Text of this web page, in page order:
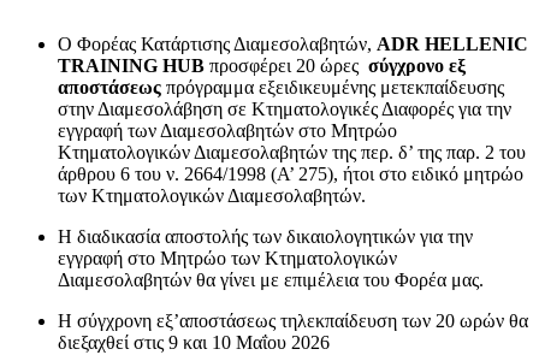
Ο Φορέας Κατάρτισης Διαμεσολαβητών, ADR HELLENIC
TRAINING HUB προσφέρει 20 ώρες σύγχρονο εξ
αποστάσεως πρόγραμμα εξειδικευμένης μετεκπαίδευσης
στην Διαμεσολάβηση σε Κτηματολογικές Διαφορές για την
εγγραφή των Διαμεσολαβητών στο Μητρώο
Κτηματολογικών Διαμεσολαβητών της περ. δ’ της παρ. 2 του
άρθρου 6 του ν. 2664/1998 (Α’ 275), ήτοι στο ειδικό μητρώο
των Κτηματολογικών Διαμεσολαβητών.
Η διαδικασία αποστολής των δικαιολογητικών για την
εγγραφή στο Μητρώο των Κτηματολογικών
Διαμεσολαβητών θα γίνει με επιμέλεια του Φορέα μας.
Η σύγχρονη εξ’αποστάσεως τηλεκπαίδευση των 20 ωρών θα
διεξαχθεί στις 9 και 10 Μαΐου 2026